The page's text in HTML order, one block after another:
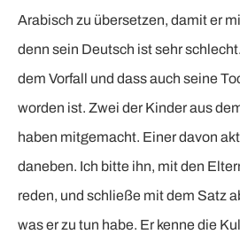
Arabisch zu übersetzen, damit er
denn sein Deutsch ist sehr
dem Vorfall und dass auch seine
worden ist. Zwei der Kinder aus
haben mitgemacht. Einer davon
daneben. Ich bitte ihn, mit den
reden, und schließe mit dem Satz
was er zu tun habe. Er kenne die